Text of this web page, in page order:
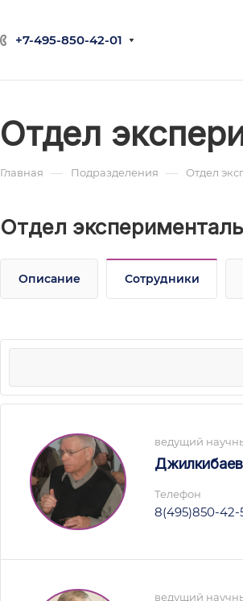
+7-495-850-42-01
Отдел
Главная — Подразделения — Отдел
Отдел
Описание Сотрудники
ведущий
Телефон
8(495)850-42-
ведущий